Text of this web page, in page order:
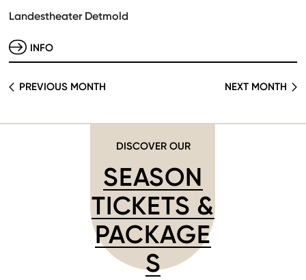
Landestheater Detmold
INFO
PREVIOUS MONTH NEXT MONTH
DISCOVER OUR
SEASON
TICKETS &
PACKAGE
S